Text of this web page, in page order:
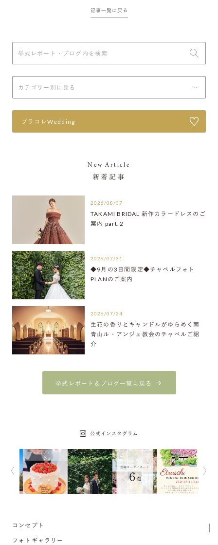
記事一覧に戻る
プラコレWedding
New Article
新着記事
2026/08/07
TAKAMI BRIDAL 新作カラードレスのご
案内 part.2
2026/07/31
◆9月の3日間限定◆チャペルフォト
PLANのご案内
2026/07/24
生花の香りとキャンドルがゆらめく南
青山ル・アンジェ教会のチャペルご紹
介
挙式レポート＆ブログ一覧に戻る
公式インスタグラム
コンセプト
フォトギャラリー